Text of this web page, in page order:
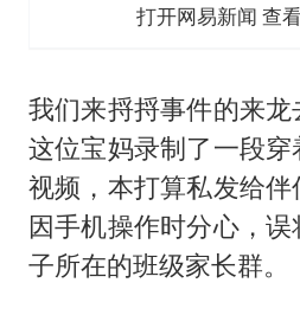
打开网易新闻 查
我们来捋捋事件的来龙
这位宝妈录制了一段
视频，本打算私发给
因手机操作时分心，
子所在的班级家长群。